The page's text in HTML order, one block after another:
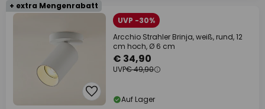
+ extra Mengenrabatt
UVP -30%
Arcchio Strahler Brinja, weiß, rund, 12
cm hoch, Ø 6 cm
€ 34,90
UVP€ 49,90
Auf Lager